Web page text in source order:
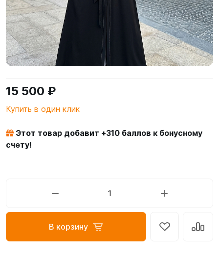
15 500 ₽
Купить в один клик
Этот товар добавит +310 баллов к бонусному
счету!
В корзину